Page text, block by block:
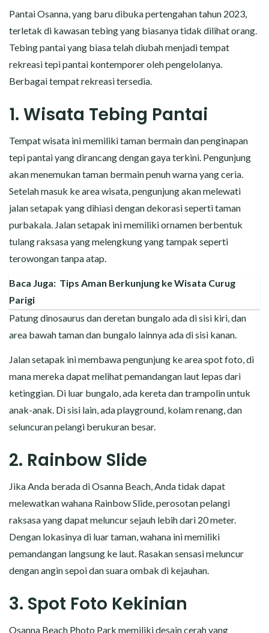
Pantai Osanna, yang baru dibuka pertengahan tahun 2023,
terletak di kawasan tebing yang biasanya tidak dilihat orang.
Tebing pantai yang biasa telah diubah menjadi tempat
rekreasi tepi pantai kontemporer oleh pengelolanya.
Berbagai tempat rekreasi tersedia.
1. Wisata Tebing Pantai
Tempat wisata ini memiliki taman bermain dan penginapan
tepi pantai yang dirancang dengan gaya terkini. Pengunjung
akan menemukan taman bermain penuh warna yang ceria.
Setelah masuk ke area wisata, pengunjung akan melewati
jalan setapak yang dihiasi dengan dekorasi seperti taman
purbakala. Jalan setapak ini memiliki ornamen berbentuk
tulang raksasa yang melengkung yang tampak seperti
terowongan tanpa atap.
Baca Juga: Tips Aman Berkunjung ke Wisata Curug
Parigi
Patung dinosaurus dan deretan bungalo ada di sisi kiri, dan
area bawah taman dan bungalo lainnya ada di sisi kanan.
Jalan setapak ini membawa pengunjung ke area spot foto, di
mana mereka dapat melihat pemandangan laut lepas dari
ketinggian. Di luar bungalo, ada kereta dan trampolin untuk
anak-anak. Di sisi lain, ada playground, kolam renang, dan
seluncuran pelangi berukuran besar.
2. Rainbow Slide
Jika Anda berada di Osanna Beach, Anda tidak dapat
melewatkan wahana Rainbow Slide, perosotan pelangi
raksasa yang dapat meluncur sejauh lebih dari 20 meter.
Dengan lokasinya di luar taman, wahana ini memiliki
pemandangan langsung ke laut. Rasakan sensasi meluncur
dengan angin sepoi dan suara ombak di kejauhan.
3. Spot Foto Kekinian
Osanna Beach Photo Park memiliki desain cerah yang